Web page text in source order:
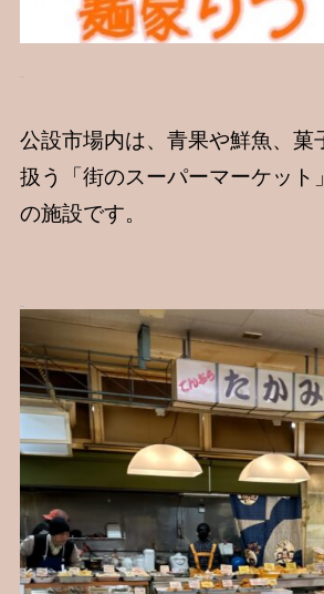
公設市場内は、青果や鮮魚、菓
扱う「街のスーパーマーケット
の施設です。